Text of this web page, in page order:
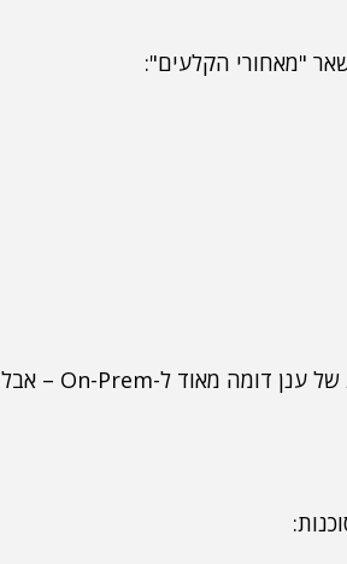
כאשר מחברים את כל אלו, מתברר שבמקרים רבים העלות הכוללת של ענן דומה מאוד ל-On-Prem – אבל